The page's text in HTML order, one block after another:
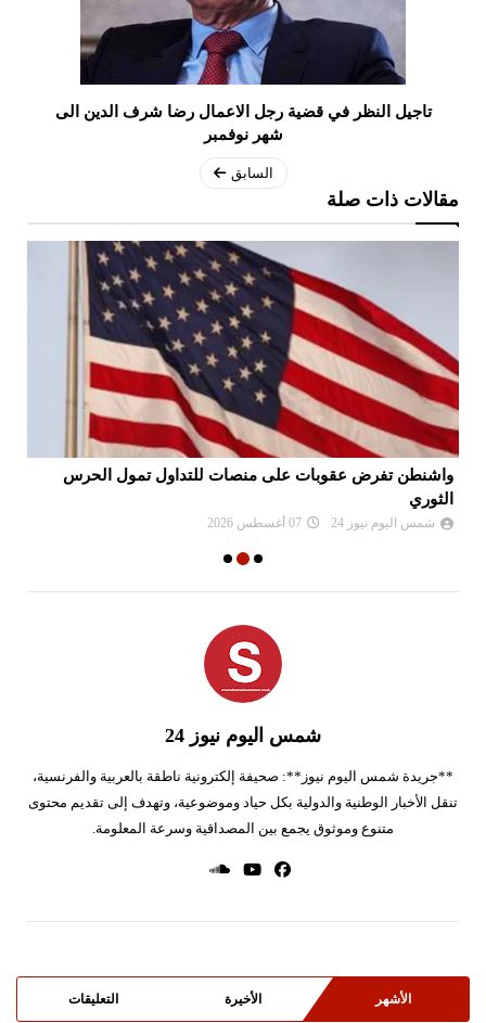
تاجيل النظر في قضية رجل الاعمال رضا شرف الدين الى
شهر نوفمبر
السابق
مقالات ذات صلة
واشنطن تفرض عقوبات على منصات للتداول تمول الحرس
الثوري
شمس اليوم نيوز 24 07 أغسطس 2026
شمس اليوم نيوز 24
**جريدة شمس اليوم نيوز**: صحيفة إلكترونية ناطقة بالعربية والفرنسية،
تنقل الأخبار الوطنية والدولية بكل حياد وموضوعية، وتهدف إلى تقديم محتوى
متنوع وموثوق يجمع بين المصداقية وسرعة المعلومة.
الأشهر الأخيرة التعليقات